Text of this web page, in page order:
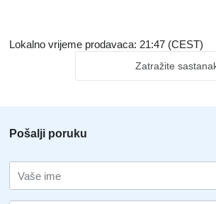
Lokalno vrijeme prodavaca: 21:47 (CEST)
Zatražite
Pošalji poruku